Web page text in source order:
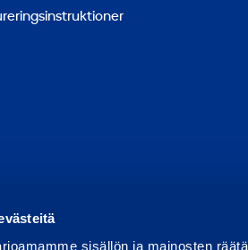
sisällön ja mainosten
Rapportera missbruk